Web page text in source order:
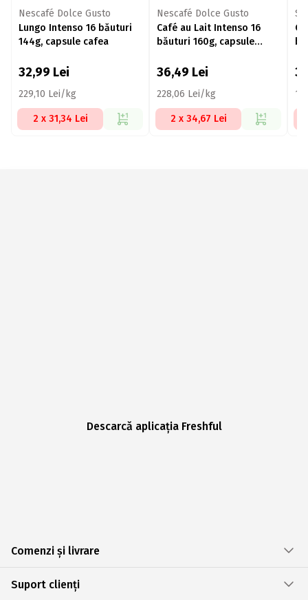
Nescafé Dolce Gusto
Lungo Intenso 16 băuturi
144g, capsule cafea
32,99 Lei
229,10 Lei/kg
2 x 31,34 Lei
Nescafé Dolce Gusto
Café au Lait Intenso 16
băuturi 160g, capsule
36,49 Lei
228,06 Lei/kg
2 x 34,67 Lei
Descarcă aplicația Freshful
Comenzi și livrare
Suport clienți